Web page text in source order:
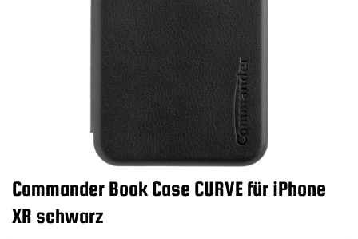
Commander Book Case CURVE für iPhone
XR schwarz